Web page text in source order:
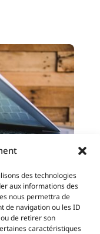
des technologies
aux informations des
nous permettra de
de navigation ou les ID
de retirer son
caractéristiques
Google